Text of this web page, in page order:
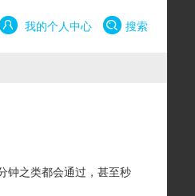
我的个人中心 搜索
钟之类都会通过，甚至秒